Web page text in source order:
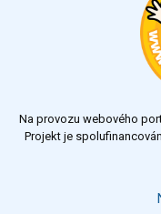
Na provozu webového
Projekt je